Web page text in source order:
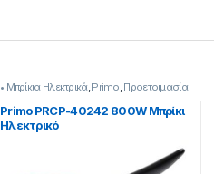
• Μπρίκια Hλεκτρικά, Primo Προετοιμασία
Πρωινού
Primo PRCP-40242 800W Μπρίκι
Hλεκτρικό